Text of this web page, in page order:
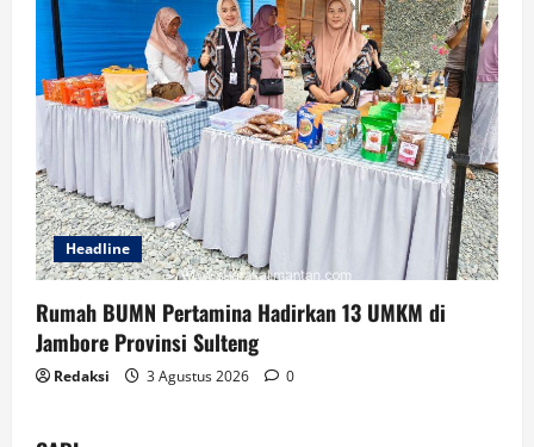
Headline
Rumah BUMN Pertamina Hadirkan 13 UMKM di
Jambore Provinsi Sulteng
Redaksi 3 Agustus 2026 0